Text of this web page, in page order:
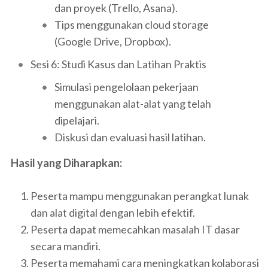
dan proyek (Trello, Asana).
Tips menggunakan cloud storage
(Google Drive, Dropbox).
Sesi 6: Studi Kasus dan Latihan Praktis
Simulasi pengelolaan pekerjaan
menggunakan alat-alat yang telah
dipelajari.
Diskusi dan evaluasi hasil latihan.
Hasil yang Diharapkan:
Peserta mampu menggunakan perangkat lunak
dan alat digital dengan lebih efektif.
Peserta dapat memecahkan masalah IT dasar
secara mandiri.
Peserta memahami cara meningkatkan kolaborasi